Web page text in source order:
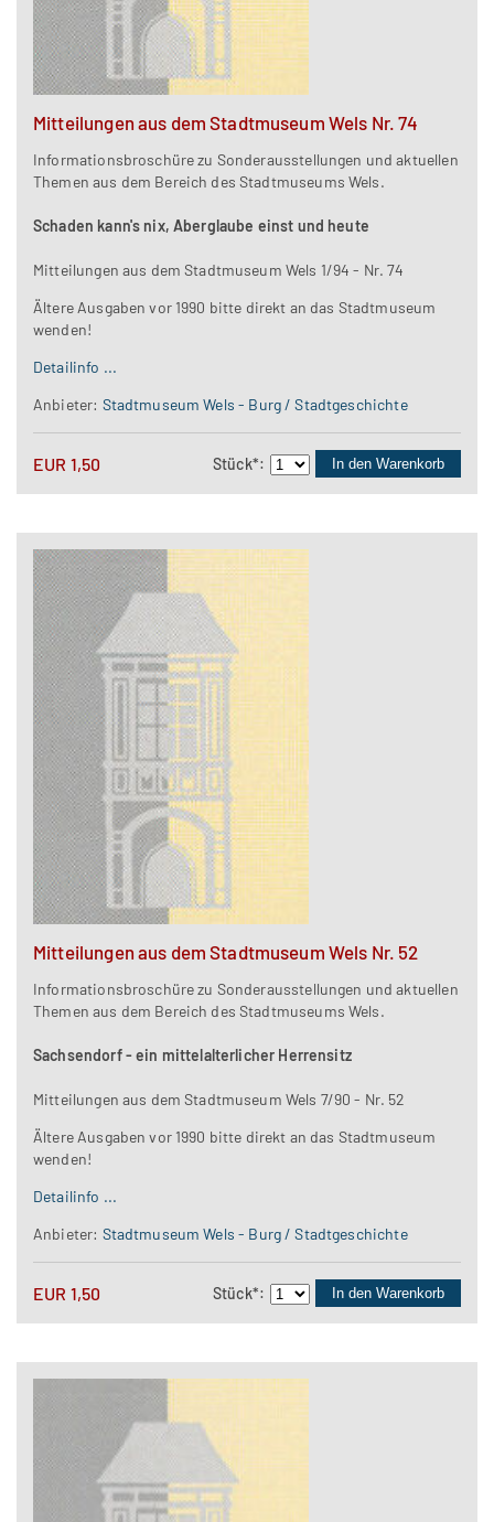
Mitteilungen aus dem Stadtmuseum Wels Nr. 74
Informationsbroschüre zu Sonderausstellungen und aktuellen
Themen aus dem Bereich des Stadtmuseums Wels.
Schaden kann's nix, Aberglaube einst und heute
Mitteilungen aus dem Stadtmuseum Wels 1/94 - Nr. 74
Ältere Ausgaben vor 1990 bitte direkt an das Stadtmuseum
wenden!
Detailinfo ...
Anbieter: Stadtmuseum Wels - Burg / Stadtgeschichte
EUR 1,50 Stück*: In den Warenkorb
Mitteilungen aus dem Stadtmuseum Wels Nr. 52
Informationsbroschüre zu Sonderausstellungen und aktuellen
Themen aus dem Bereich des Stadtmuseums Wels.
Sachsendorf - ein mittelalterlicher Herrensitz
Mitteilungen aus dem Stadtmuseum Wels 7/90 - Nr. 52
Ältere Ausgaben vor 1990 bitte direkt an das Stadtmuseum
wenden!
Detailinfo ...
Anbieter: Stadtmuseum Wels - Burg / Stadtgeschichte
EUR 1,50 Stück*: In den Warenkorb